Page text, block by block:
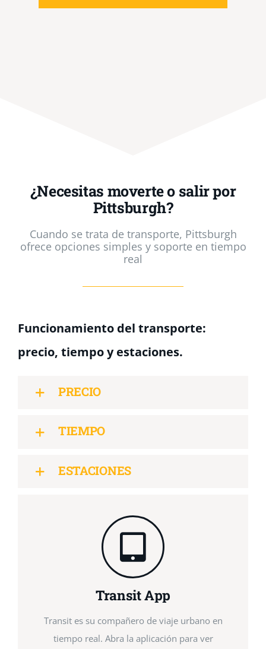
¿Necesitas moverte o salir por
Pittsburgh?
Cuando se trata de transporte, Pittsburgh
ofrece opciones simples y soporte en tiempo
real
Funcionamiento del transporte:
precio, tiempo y estaciones.
PRECIO
TIEMPO
ESTACIONES
Transit App
Transit es su compañero de viaje urbano en
tiempo real. Abra la aplicación para ver